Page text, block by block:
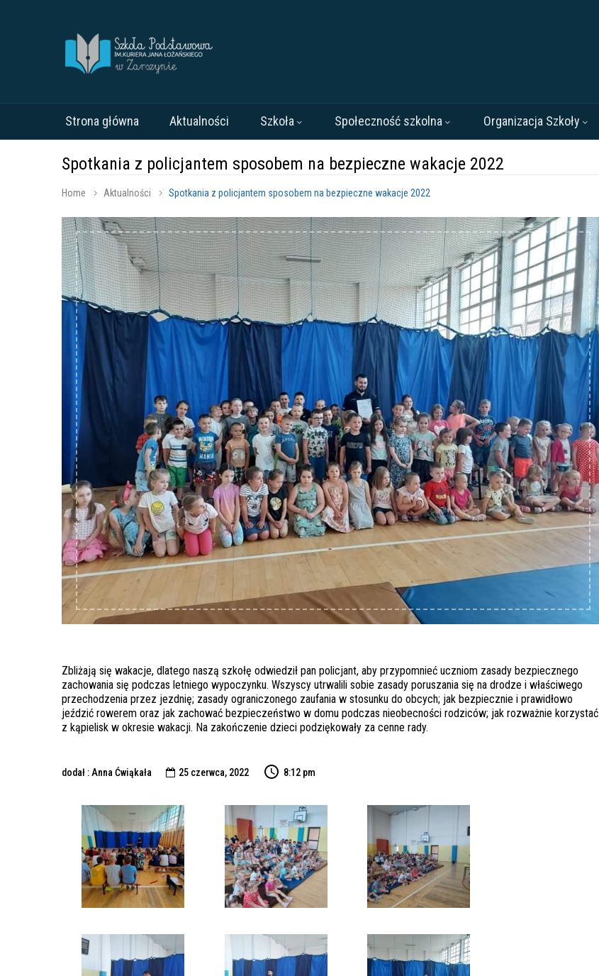
Strona główna Aktualności Szkoła Społeczność szkolna Organizacja Szkoły
Spotkania z policjantem sposobem na bezpieczne wakacje 2022
Home Aktualności Spotkania z policjantem sposobem na bezpieczne wakacje 2022
Zbliżają się wakacje, dlatego naszą szkołę odwiedził pan policjant, aby przypomnieć uczniom zasady bezpiecznego
zachowania się podczas letniego wypoczynku. Wszyscy utrwalili sobie zasady poruszania się na drodze i właściwego
przechodzenia przez jezdnię; zasady ograniczonego zaufania w stosunku do obcych; jak bezpiecznie i prawidłowo
jeździć rowerem oraz jak zachować bezpieczeństwo w domu podczas nieobecności rodziców; jak rozważnie korzystać
z kąpielisk w okresie wakacji. Na zakończenie dzieci podziękowały za cenne rady.
dodał : Anna Ćwiąkała  25 czerwca, 2022 8:12 pm